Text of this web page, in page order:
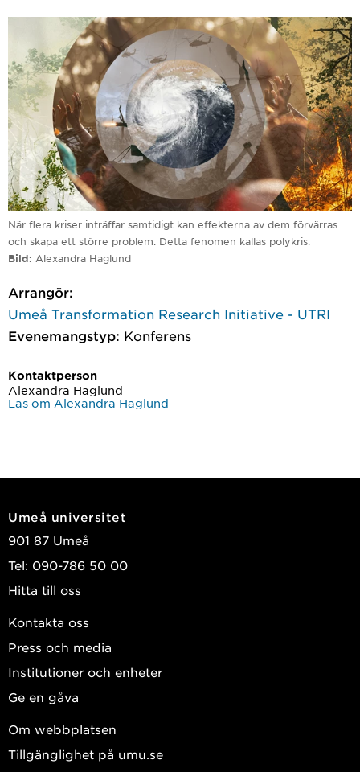
När flera kriser inträffar samtidigt kan effekterna av dem förvärras
och skapa ett större problem. Detta fenomen kallas polykris.
Bild
Alexandra Haglund
Arrangör:
Umeå Transformation Research Initiative - UTRI
Evenemangstyp: Konferens
Kontaktperson
Alexandra Haglund
Läs om Alexandra Haglund
Umeå universitet
901 87 Umeå
Tel: 090-786 50 00
Hitta till oss
Kontakta oss
Press och media
Institutioner och enheter
Ge en gåva
Om webbplatsen
Tillgänglighet på umu.se